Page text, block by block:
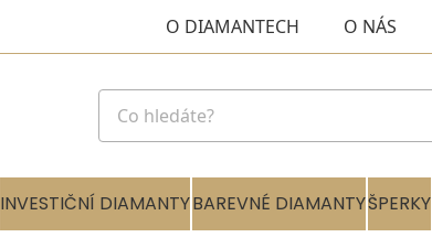
O DIAMANTECH O NÁS
INVESTIČNÍ DIAMANTYBAREVNÉ DIAMANTYŠPERKY